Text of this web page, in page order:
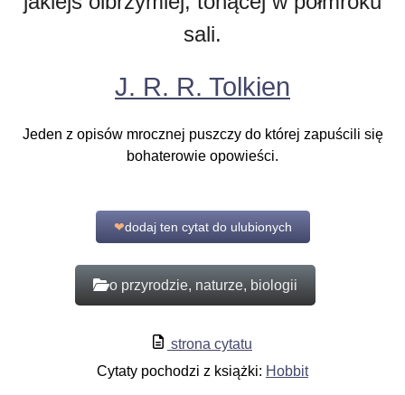
sali.
J. R. R. Tolkien
Jeden z opisów mrocznej puszczy do której zapuścili się
bohaterowie opowieści.
❤dodaj ten cytat do ulubionych
o przyrodzie, naturze, biologii
strona cytatu
Cytaty pochodzi z książki: Hobbit